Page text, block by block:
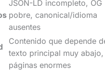
JSON-LD incompleto, OG
pobre, canonical/idioma
ausentes
Contenido que depende
texto principal muy abajo,
páginas enormes